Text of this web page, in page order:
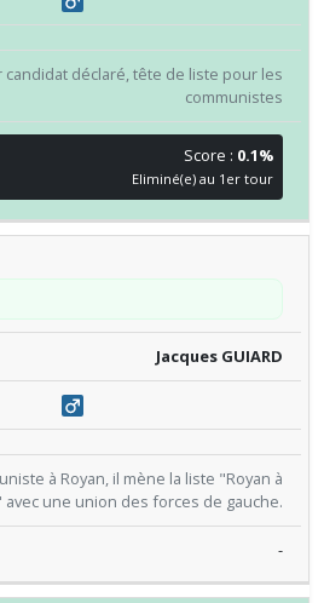
candidat déclaré, tête de liste pour les
communistes
Score : 0.1%
Eliminé(e) au 1er tour
Jacques GUIARD
à Royan, il mène la liste "Royan à
avec une union des forces de gauche.
-